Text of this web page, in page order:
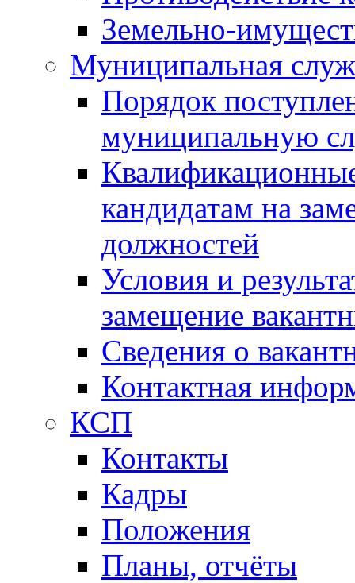
Земельно-
Муниципальная
Порядок
муниципальную
кандидатам на
должностей
Условия и
замещение
Сведения о
Контактная
КСП
Контакты
Кадры
Положения
Планы, отчёты